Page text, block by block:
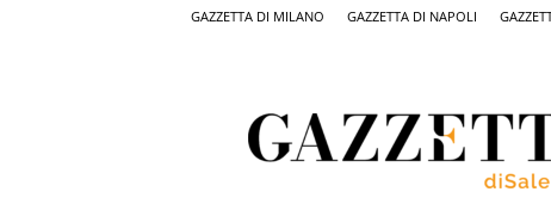
GAZZETTA DI MILANO GAZZETTA DI NAPOLI
Salerno,
il
quotidiano